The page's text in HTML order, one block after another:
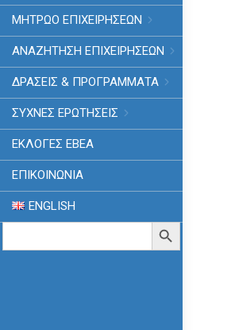
ΜΗΤΡΩΟ ΕΠΙΧΕΙΡΗΣΕΩΝ
ΑΝΑΖΗΤΗΣΗ ΕΠΙΧΕΙΡΗΣΕΩΝ
ΔΡΑΣΕΙΣ & ΠΡΟΓΡΑΜΜΑΤΑ
ΣΥΧΝΕΣ ΕΡΩΤΗΣΕΙΣ
ΕΚΛΟΓΈΣ ΕΒΕΑ
ΕΠΙΚΟΙΝΩΝΙΑ
ENGLISH
Search
Search Button